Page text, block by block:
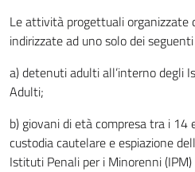
Le attività progettuali organizzate
indirizzate ad uno solo dei
a) detenuti adulti all’interno degli
Adulti;
b) giovani di età compresa tra i
custodia cautelare e espiazione
Istituti Penali per i Minorenni